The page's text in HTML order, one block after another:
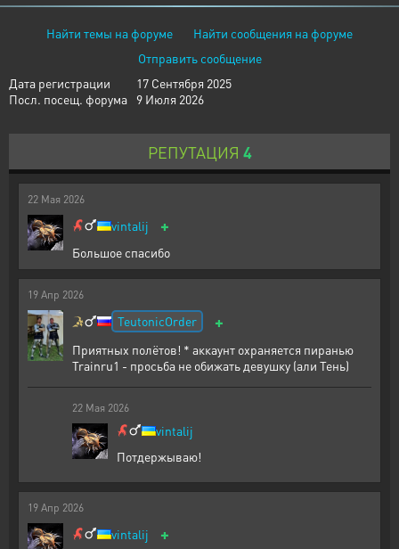
Найти темы на форуме
Найти сообщения на форуме
Отправить сообщение
Дата регистрации
17 Сентября 2025
Посл. посещ. форума
9 Июля 2026
РЕПУТАЦИЯ 4
22 Мая 2026
vintalij +
Большое спасибо
19 Апр 2026
TeutonicOrder +
Приятных полётов! * аккаунт охраняется пиранью
Trainru1 - просьба не обижать девушку (али Тень)
22 Мая 2026
vintalij
Потдержываю!
19 Апр 2026
vintalij +